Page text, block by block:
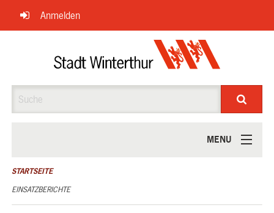
Navigation
überspringen
Anmelden
MENU
ÜBER UNS
STARTSEITE
EINSATZBERICHTE